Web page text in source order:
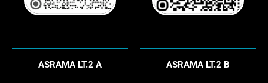
ASRAMA LT.2 A ASRAMA LT.2 B